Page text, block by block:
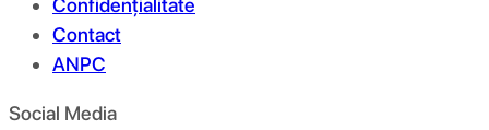
Confidențialitate
Contact
ANPC
Social Media